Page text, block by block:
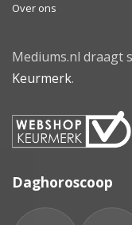
Over ons
Mediums.nl draagt
Keurmerk.
Daghoroscoop